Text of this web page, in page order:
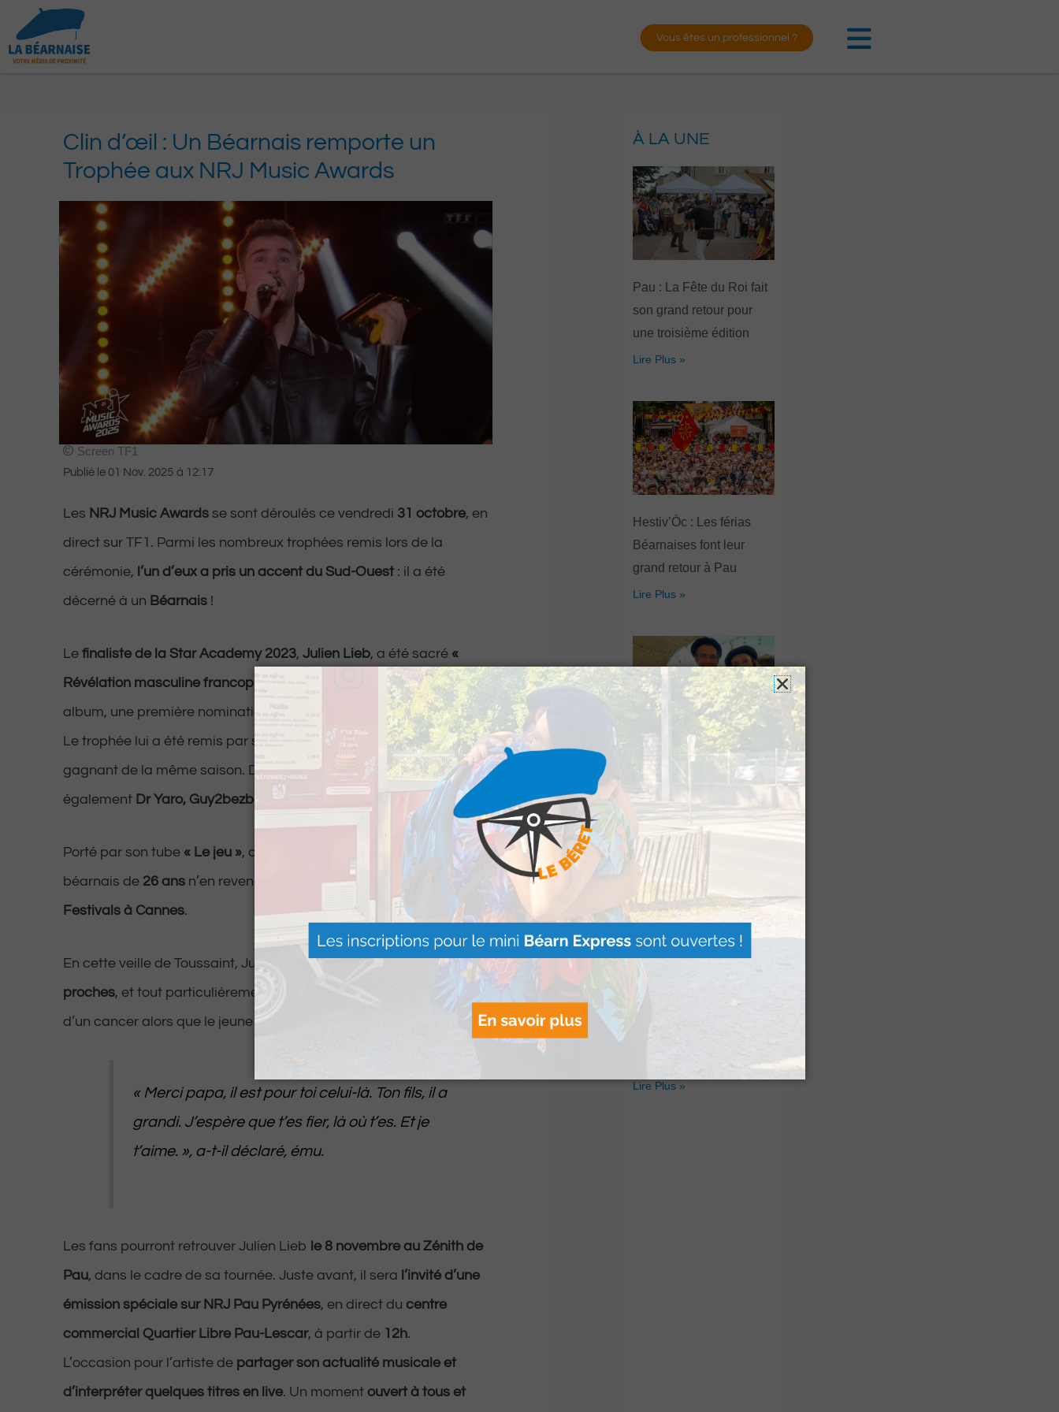
contenu
Vous êtes un professionnel ?
Clin d’œil : Un Béarnais remporte un
Trophée aux NRJ Music Awards
Screen TF1
Publié le 01 Nov. 2025 à 12:17
Les NRJ Music Awards se sont déroulés ce vendredi 31 octobre, en
direct sur TF1. Parmi les nombreux trophées remis lors de la
cérémonie, l’un d’eux a pris un accent du Sud-Ouest : il a été
décerné à un Béarnais !
Le finaliste de la Star Academy 2023, Julien Lieb, a été sacré «
Révélation masculine francophone de l’année »
. Un premier
album, une première nomination… et déjà une première victoire !
Le trophée lui a été remis par son ami
Pierre Garnier, grand
gagnant de la même saison. Dans cette catégorie figuraient
également Dr Yaro, Guy2bezbar, Joé Dwet Filé
Porté par son tube « Le jeu », certifié
béarnais de 26 ans n’en revenait pas sur la scène du
Festivals à Cannes.
En cette veille de Toussaint, Julien a tenu àdédier son prix à ses
proches, et tout particulièrement à son
d’un cancer alors que le jeune artiste n’avait que 14 ans.
« Merci papa, il est pour toi celui-là. Ton fils, il a
grandi. J’espère que t’es fier, là où t’es. Et je
t’aime. », a-t-il déclaré, ému.
Les fans pourront retrouver Julien Lieb le 8 novembre au Zénith de
Pau, dans le cadre de sa tournée. Juste avant, il sera l’invité d’une
émission spéciale sur NRJ Pau Pyrénées, en direct du centre
commercial Quartier Libre Pau-Lescar, à partir de 12h.
L’occasion pour l’artiste de partager son actualité musicale et
d’interpréter quelques titres en live. Un moment ouvert à tous et
À LA UNE
Pau : La Fête du Roi fait
son grand retour pour
une troisième édition
Lire Plus »
Hestiv’Òc : Les férias
Béarnaises font leur
grand retour à Pau
Lire Plus »
Le Béret : Un voyage
Voyages pour les grands
gagnants
Lire Plus »
Artouste : Le Festival
Lire Plus »